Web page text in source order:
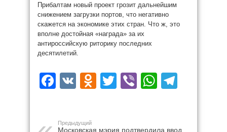
Прибалтам новый проект грозит дальнейшим
снижением загрузки портов, что негативно
скажется на экономике этих стран. Что ж, это
вполне достойная «награда» за их
антироссийскую риторику последних
десятилетий.
Facebook
VK Odnoklassniki
Twitter
Viber
Предыдущий
Московская мэрия подтвердила ввод